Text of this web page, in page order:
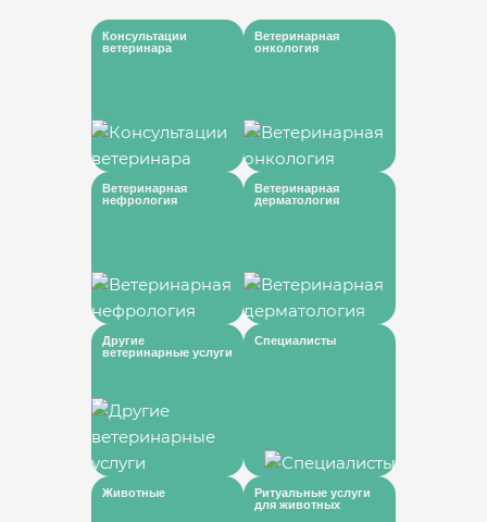
Консультации
ветеринара
Ветеринарная
онкология
Ветеринарная
нефрология
Ветеринарная
дерматология
Другие
ветеринарные услуги
Специалисты
Животные
Ритуальные услуги
для животных